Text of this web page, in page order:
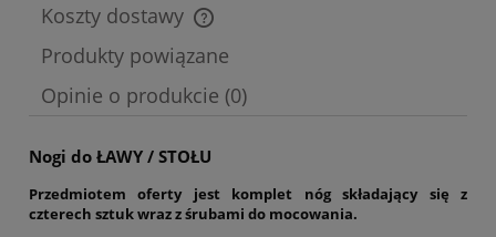
Koszty dostawy
Cena nie zawiera ewentualnych kosztów płatności
Produkty powiązane
Opinie o produkcie (0)
Nogi do ŁAWY / STOŁU
Przedmiotem oferty jest komplet nóg składający się z
czterech sztuk wraz z śrubami do mocowania.